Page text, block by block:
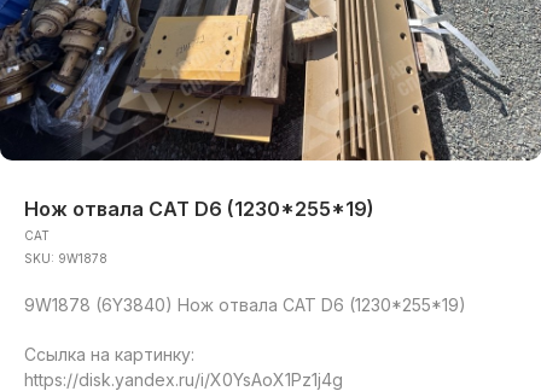
Нож отвала CAT D6 (1230*255*19)
CAT
SKU: 9W1878
9W1878 (6Y3840) Нож отвала CAT D6 (1230*255*19)
Ссылка на картинку:
https://disk.yandex.ru/i/X0YsAoX1Pz1j4g